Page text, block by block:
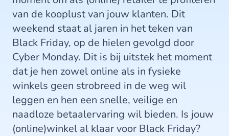
van de kooplust van jouw klanten. Dit
weekend staat al jaren in het teken van
Black Friday, op de hielen gevolgd door
Cyber Monday. Dit is bij uitstek het moment
dat je hen zowel online als in fysieke
winkels geen strobreed in de weg wil
leggen en hen een snelle, veilige en
naadloze betaalervaring wil bieden. Is jouw
(online)winkel al klaar voor Black Friday?